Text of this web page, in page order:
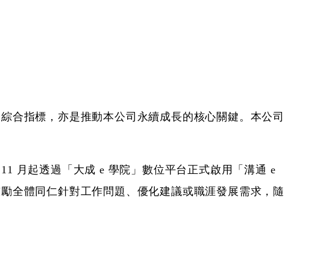
合指標，亦是推動本公司永續成長的核心關鍵。本公司
月起透過「大成 e 學院」數位平台正式啟用「溝通 e
全體同仁針對工作問題、優化建議或職涯發展需求，隨